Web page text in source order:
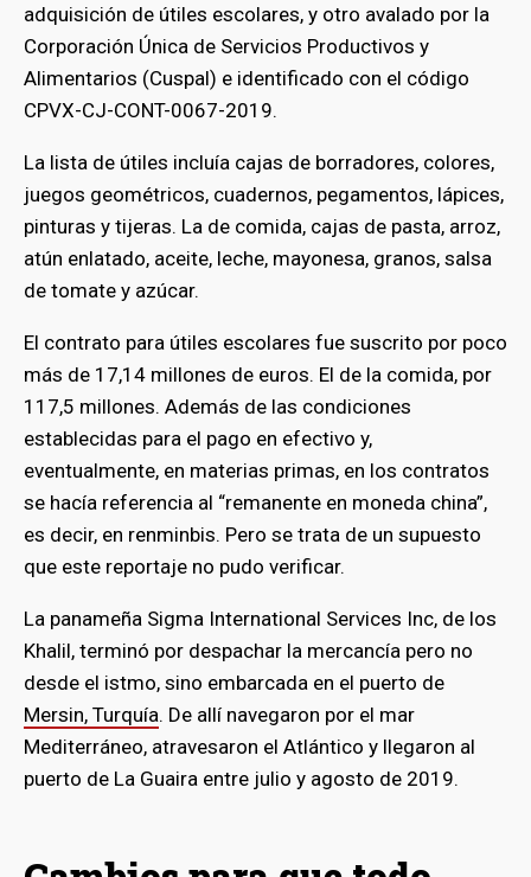
adquisición de útiles escolares, y otro avalado por la
Corporación Única de Servicios Productivos y
Alimentarios (Cuspal) e identificado con el código
CPVX-CJ-CONT-0067-2019.
La lista de útiles incluía cajas de borradores, colores,
juegos geométricos, cuadernos, pegamentos, lápices,
pinturas y tijeras. La de comida, cajas de pasta, arroz,
atún enlatado, aceite, leche, mayonesa, granos, salsa
de tomate y azúcar.
El contrato para útiles escolares fue suscrito por poco
más de 17,14 millones de euros. El de la comida, por
117,5 millones. Además de las condiciones
establecidas para el pago en efectivo y,
eventualmente, en materias primas, en los contratos
se hacía referencia al “remanente en moneda china”,
es decir, en renminbis. Pero se trata de un supuesto
que este reportaje no pudo verificar.
La panameña Sigma International Services Inc, de los
Khalil, terminó por despachar la mercancía pero no
desde el istmo, sino embarcada en el puerto de
Mersin, Turquía. De allí navegaron por el mar
Mediterráneo, atravesaron el Atlántico y llegaron al
puerto de La Guaira entre julio y agosto de 2019.